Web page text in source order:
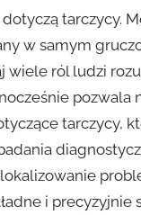
tarczycy.
w samym
wiele ról ludzi
pozwala
tarczycy,
i precyzyjnie